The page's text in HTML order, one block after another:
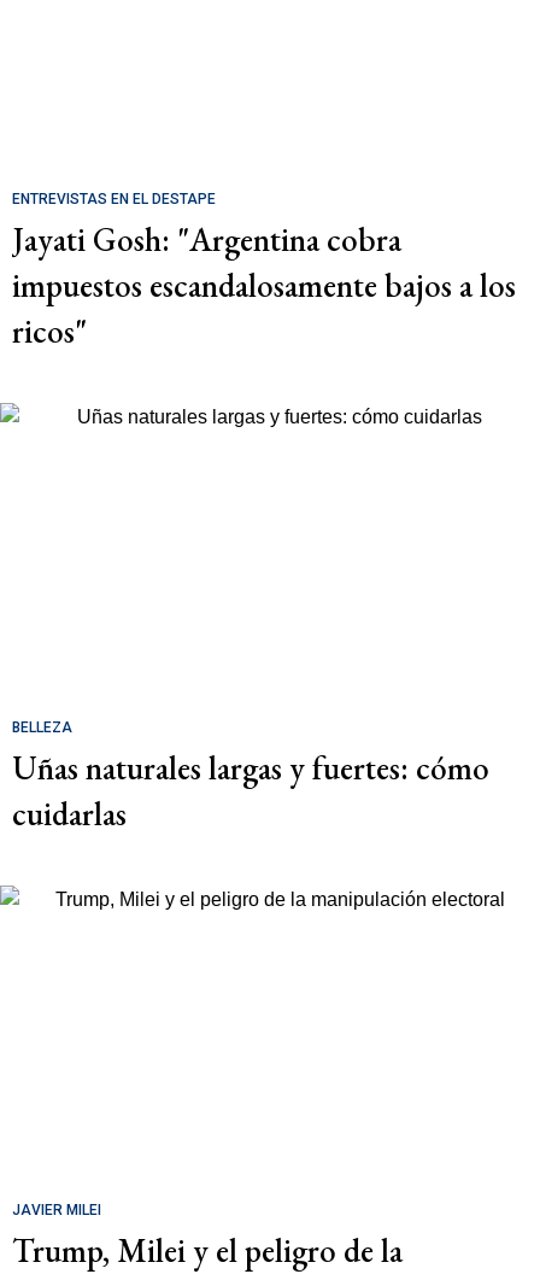
ENTREVISTAS EN EL DESTAPE
Jayati Gosh: "Argentina cobra
impuestos escandalosamente bajos a los
ricos"
BELLEZA
Uñas naturales largas y fuertes: cómo
cuidarlas
JAVIER MILEI
Trump, Milei y el peligro de la